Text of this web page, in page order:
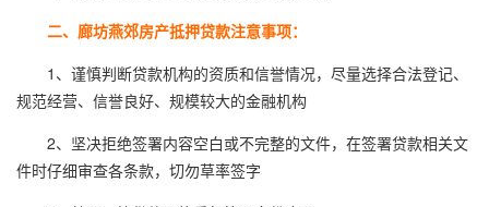
二、廊坊燕郊房产抵押贷款注意事项：
1、谨慎判断贷款机构的资质和信誉情况，尽量选择合法登记、
规范经营、信誉良好、规模较大的金融机构
2、坚决拒绝签署内容空白或不完整的文件，在签署贷款相关文
件时仔细审查各条款，切勿草率签字